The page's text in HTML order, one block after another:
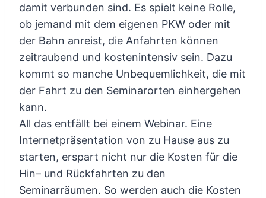
damit verbunden sind. Es spielt keine Rolle,
ob jemand mit dem eigenen PKW oder mit
der Bahn anreist, die Anfahrten können
zeitraubend und kostenintensiv sein. Dazu
kommt so manche Unbequemlichkeit, die mit
der Fahrt zu den Seminarorten einhergehen
kann.
All das entfällt bei einem Webinar. Eine
Internetpräsentation von zu Hause aus zu
starten, erspart nicht nur die Kosten für die
Hin– und Rückfahrten zu den
Seminarräumen. So werden auch die Kosten